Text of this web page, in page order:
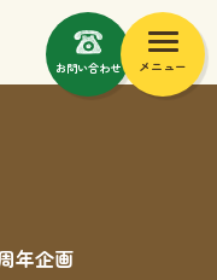
お問い合わせ メニュー
年企画